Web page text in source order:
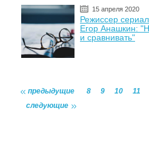
15 апреля 2020
Режиссер
Егор Анашкин:
и сравнивать"
предыдущие 8 9 10
11
следующие